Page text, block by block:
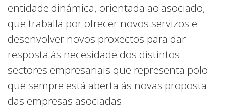
entidade dinámica, orientada ao asociado,
que traballa por ofrecer novos servizos e
desenvolver novos proxectos para dar
resposta ás necesidade dos distintos
sectores empresariais que representa polo
que sempre está aberta ás novas proposta
das empresas asociadas.